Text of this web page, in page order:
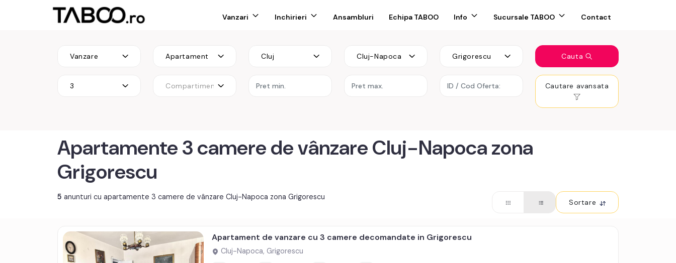
Vanzari Inchirieri Ansambluri Echipa TABOO Info Sucursale TABOO Contact
Vanzare Apartament Cluj Cluj-Napoca Grigorescu Cauta
3 Compartimentare
Apartamente 3 camere de vânzare Cluj-Napoca zona
Grigorescu
5 anunturi cu apartamente 3 camere de vânzare Cluj-Napoca zona Grigorescu
Sortare
Apartament de vanzare cu 3 camere decomandate in Grigorescu
Cluj-Napoca, Grigorescu